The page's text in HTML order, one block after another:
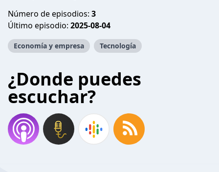
Número de episodios: 3
Último episodio: 2025-08-04
Economía y empresa Tecnología
¿Donde puedes
escuchar?